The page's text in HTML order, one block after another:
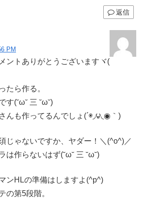
返信
PM
ントありがとうございますヾ(
たら作る。
す(˘ω˘ 三 ˘ω˘)
んも作ってるんでしょ(΄◉◞౪◟◉｀)
じゃないですか、ヤダー！＼(^o^)／
は作らないはず(˘ω˘ 三 ˘ω˘)
ンHLの準備はしますよ(^p^)
の第5段階。